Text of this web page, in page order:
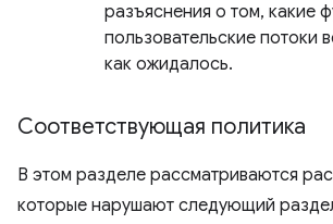
разъяснения о том, какие
пользовательские потоки
как ожидалось.
Соответствующая политика
В этом разделе рассматриваются
которые нарушают следующий